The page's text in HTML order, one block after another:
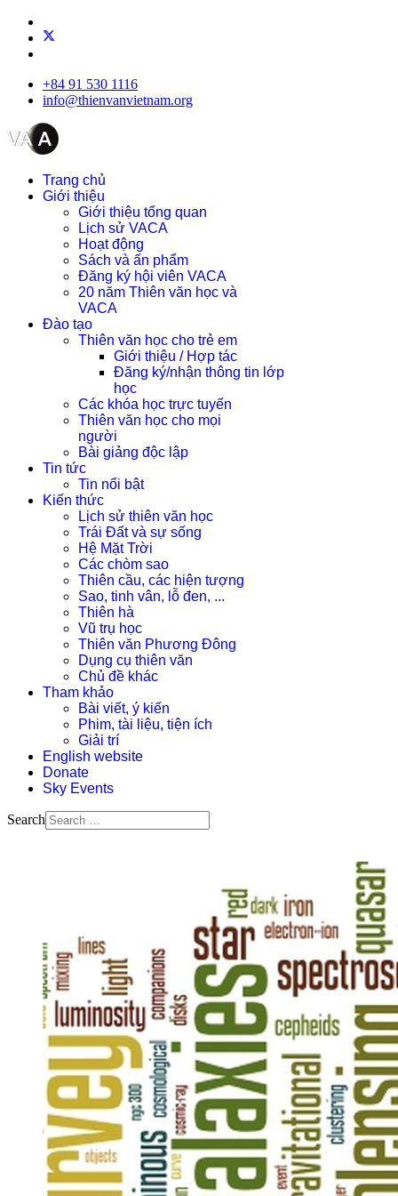
+84 91 530 1116
info@thienvanvietnam.org
Trang chủ
Giới thiệu
Giới thiệu tổng quan
Lịch sử VACA
Hoạt động
Sách và ấn phẩm
Đăng ký hội viên VACA
20 năm Thiên văn học và
VACA
Đào tạo
Thiên văn học cho trẻ em
Giới thiệu / Hợp tác
Đăng ký/nhận thông tin lớp
học
Các khóa học trực tuyến
Thiên văn học cho mọi
người
Bài giảng độc lập
Tin tức
Tin nổi bật
Kiến thức
Lịch sử thiên văn học
Trái Đất và sự sống
Hệ Mặt Trời
Các chòm sao
Thiên cầu, các hiện tượng
Sao, tinh vân, lỗ đen, ...
Thiên hà
Vũ trụ học
Thiên văn Phương Đông
Dụng cụ thiên văn
Chủ đề khác
Tham khảo
Bài viết, ý kiến
Phim, tài liệu, tiện ích
Giải trí
English website
Donate
Sky Events
Search